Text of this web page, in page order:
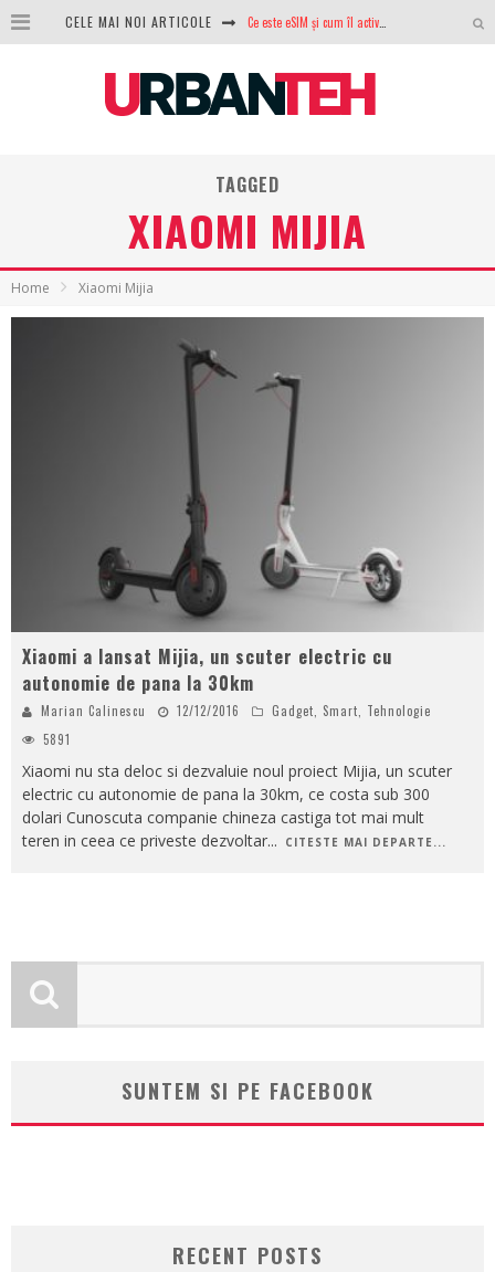
CELE MAI NOI ARTICOLE
NVIDIA avertizează: memoria RAM și SSD-urile ar putea deveni și mai scumpe în perioada următoare
GTA VI poate fi precomandat oficial. Rockstar dezvăluie edițiile oficiale și bonusurile pe care le primești
TAGGED
XIAOMI MIJIA
Home Xiaomi Mijia
Xiaomi a lansat Mijia, un scuter electric cu
autonomie de pana la 30km
Marian Calinescu 12/12/2016 Gadget, Smart, Tehnologie
5891
Xiaomi nu sta deloc si dezvaluie noul proiect Mijia, un scuter
electric cu autonomie de pana la 30km, ce costa sub 300
dolari Cunoscuta companie chineza castiga tot mai mult
teren in ceea ce priveste dezvoltar... CITESTE MAI DEPARTE...
SUNTEM SI PE FACEBOOK
RECENT POSTS